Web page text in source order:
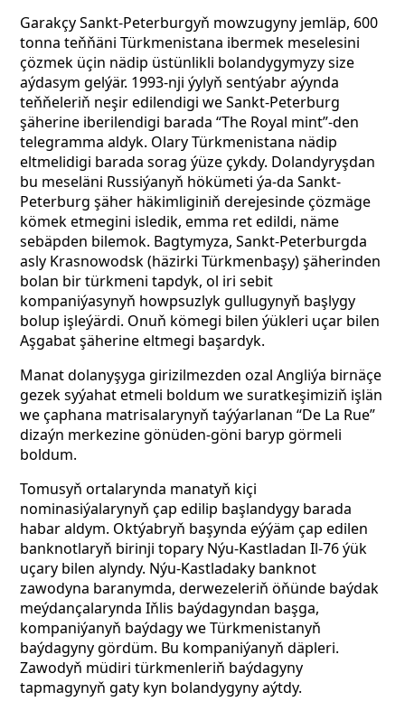
Garakçy Sankt-Peterburgyň mowzugyny jemläp, 600
tonna teňňäni Türkmenistana ibermek meselesini
çözmek üçin nädip üstünlikli bolandygymyzy size
aýdasym gelýär. 1993-nji ýylyň sentýabr aýynda
teňňeleriň neşir edilendigi we Sankt-Peterburg
şäherine iberilendigi barada “The Royal mint”-den
telegramma aldyk. Olary Türkmenistana nädip
eltmelidigi barada sorag ýüze çykdy. Dolandyryşdan
bu meseläni Russiýanyň hökümeti ýa-da Sankt-
Peterburg şäher häkimliginiň derejesinde çözmäge
kömek etmegini isledik, emma ret edildi, näme
sebäpden bilemok. Bagtymyza, Sankt-Peterburgda
asly Krasnowodsk (häzirki Türkmenbaşy) şäherinden
bolan bir türkmeni tapdyk, ol iri sebit
kompaniýasynyň howpsuzlyk gullugynyň başlygy
bolup işleýärdi. Onuň kömegi bilen ýükleri uçar bilen
Aşgabat şäherine eltmegi başardyk.
Manat dolanyşyga girizilmezden ozal Angliýa birnäçe
gezek syýahat etmeli boldum we suratkeşimiziň işlän
we çaphana matrisalarynyň taýýarlanan “De La Rue”
dizaýn merkezine gönüden-göni baryp görmeli
boldum.
Tomusyň ortalarynda manatyň kiçi
nominasiýalarynyň çap edilip başlandygy barada
habar aldym. Oktýabryň başynda eýýäm çap edilen
banknotlaryň birinji topary Nýu-Kastladan Il-76 ýük
uçary bilen alyndy. Nýu-Kastladaky banknot
zawodyna baranymda, derwezeleriň öňünde baýdak
meýdançalarynda Iňlis baýdagyndan başga,
kompaniýanyň baýdagy we Türkmenistanyň
baýdagyny gördüm. Bu kompaniýanyň däpleri.
Zawodyň müdiri türkmenleriň baýdagyny
tapmagynyň gaty kyn bolandygyny aýtdy.